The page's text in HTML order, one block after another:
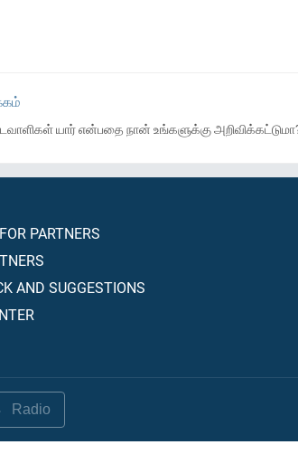
யார் என்பதை நான் உங்களுக்கு
PARTNERS
AND SUGGESTIONS
Radio